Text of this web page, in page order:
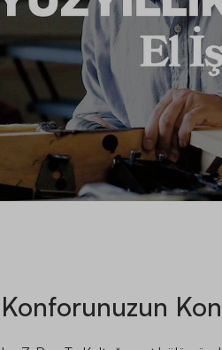
Konforunuzun